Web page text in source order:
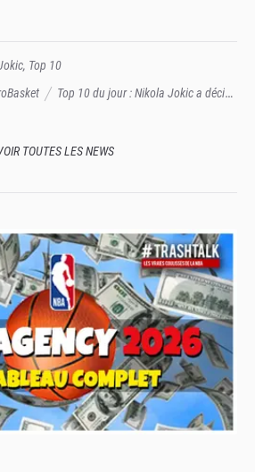
Top 10 du jour : Nikola Jokic a décidé
, Top 10
TOUTES LES NEWS